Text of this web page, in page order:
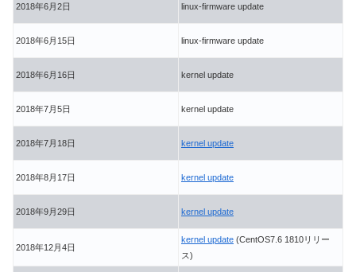
2018年6月2日 linux-firmware update
2018年6月15日 linux-firmware update
2018年6月16日 kernel update
2018年7月5日 kernel update
2018年7月18日 kernel update
2018年8月17日 kernel update
2018年9月29日 kernel update
2018年12月4日
kernel update (CentOS7.6 1810リリー
ス)